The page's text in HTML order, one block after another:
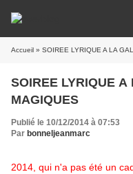
Accueil » SOIREE LYRIQUE A LA
SOIREE LYRIQUE
MAGIQUES
Publié le 10/12/2014 à 07:53
Par bonneljeanmarc
2014, qui n'a pas été un